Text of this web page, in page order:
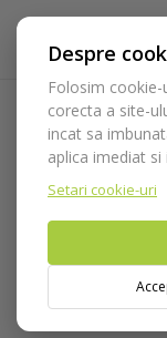
Despre
Folosim
corecta a site-
incat sa
aplica imediat
Setari cookie-uri
Acasa
restaurare
11A/12A cod 629/
Nu puteti plasa
(United States).